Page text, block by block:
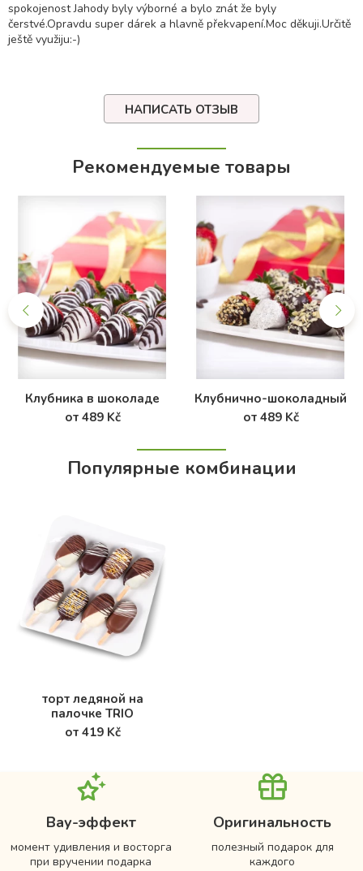
spokojenost Jahody byly výborné a bylo znát že byly
čerstvé.Opravdu super dárek a hlavně překvapení.Moc děkuji.Určitě
ještě využiju:-)
НАПИСАТЬ ОТЗЫВ
Рекомендуемые товары
Клубника в шоколаде
от 489 Kč
Клубнично-шоколадный
от 489 Kč
Популярные комбинации
торт ледяной на
палочке TRIO
от 419 Kč
Вау-эффект
момент удивления и восторга
при вручении подарка
Оригинальность
полезный подарок для
каждого